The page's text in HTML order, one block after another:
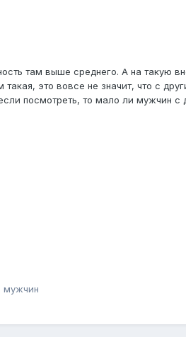
там выше среднего. А на такую
такая, это вовсе не значит, что с
посмотреть, то мало ли мужчин с
мужчин